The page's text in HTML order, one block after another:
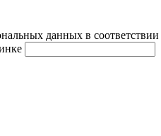
данных в соответствии